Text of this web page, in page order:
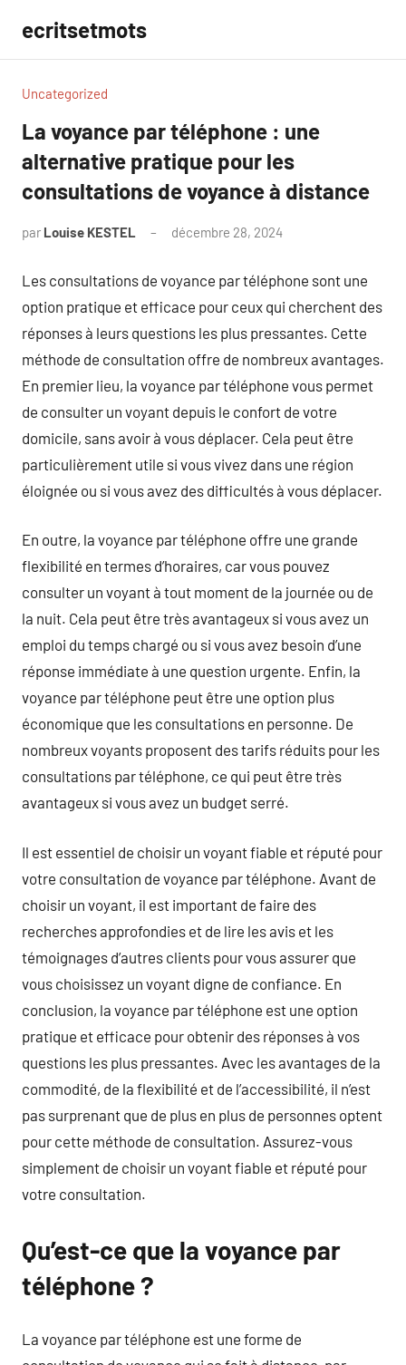
contenu
ecritsetmots
Uncategorized
La voyance par téléphone : une
alternative pratique pour les
consultations de voyance à distance
par Louise KESTEL décembre 28, 2024
Les consultations de voyance par téléphone sont une
option pratique et efficace pour ceux qui cherchent des
réponses à leurs questions les plus pressantes. Cette
méthode de consultation offre de nombreux avantages.
En premier lieu, la voyance par téléphone vous permet
de consulter un voyant depuis le confort de votre
domicile, sans avoir à vous déplacer. Cela peut être
particulièrement utile si vous vivez dans une région
éloignée ou si vous avez des difficultés à vous déplacer.
En outre, la voyance par téléphone offre une grande
flexibilité en termes d’horaires, car vous pouvez
consulter un voyant à tout moment de la journée ou de
la nuit. Cela peut être très avantageux si vous avez un
emploi du temps chargé ou si vous avez besoin d’une
réponse immédiate à une question urgente. Enfin, la
voyance par téléphone peut être une option plus
économique que les consultations en personne. De
nombreux voyants proposent des tarifs réduits pour les
consultations par téléphone, ce qui peut être très
avantageux si vous avez un budget serré.
Il est essentiel de choisir un voyant fiable et réputé pour
votre consultation de voyance par téléphone. Avant de
choisir un voyant, il est important de faire des
recherches approfondies et de lire les avis et les
témoignages d’autres clients pour vous assurer que
vous choisissez un voyant digne de confiance. En
conclusion, la voyance par téléphone est une option
pratique et efficace pour obtenir des réponses à vos
questions les plus pressantes. Avec les avantages de la
commodité, de la flexibilité et de l’accessibilité, il n’est
pas surprenant que de plus en plus de personnes optent
pour cette méthode de consultation. Assurez-vous
simplement de choisir un voyant fiable et réputé pour
votre consultation.
Qu’est-ce que la voyance par
téléphone ?
La voyance par téléphone est une forme de